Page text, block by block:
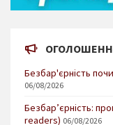
Безбар'єрність
06/08/2026
Безбар’єрність:
readers) 06/08/2026